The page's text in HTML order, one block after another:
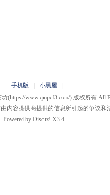
手机版 小黑屋
坊(https://www.qmpcf3.com/) 版权所有 All
内容提供商提供的信息所引起的争议和
Powered byDiscuz! X3.4